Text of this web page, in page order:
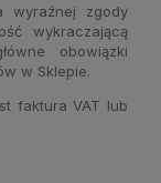
wyraźnej zgody
wykraczającą
obowiązki
w Sklepie.
faktura VAT lub